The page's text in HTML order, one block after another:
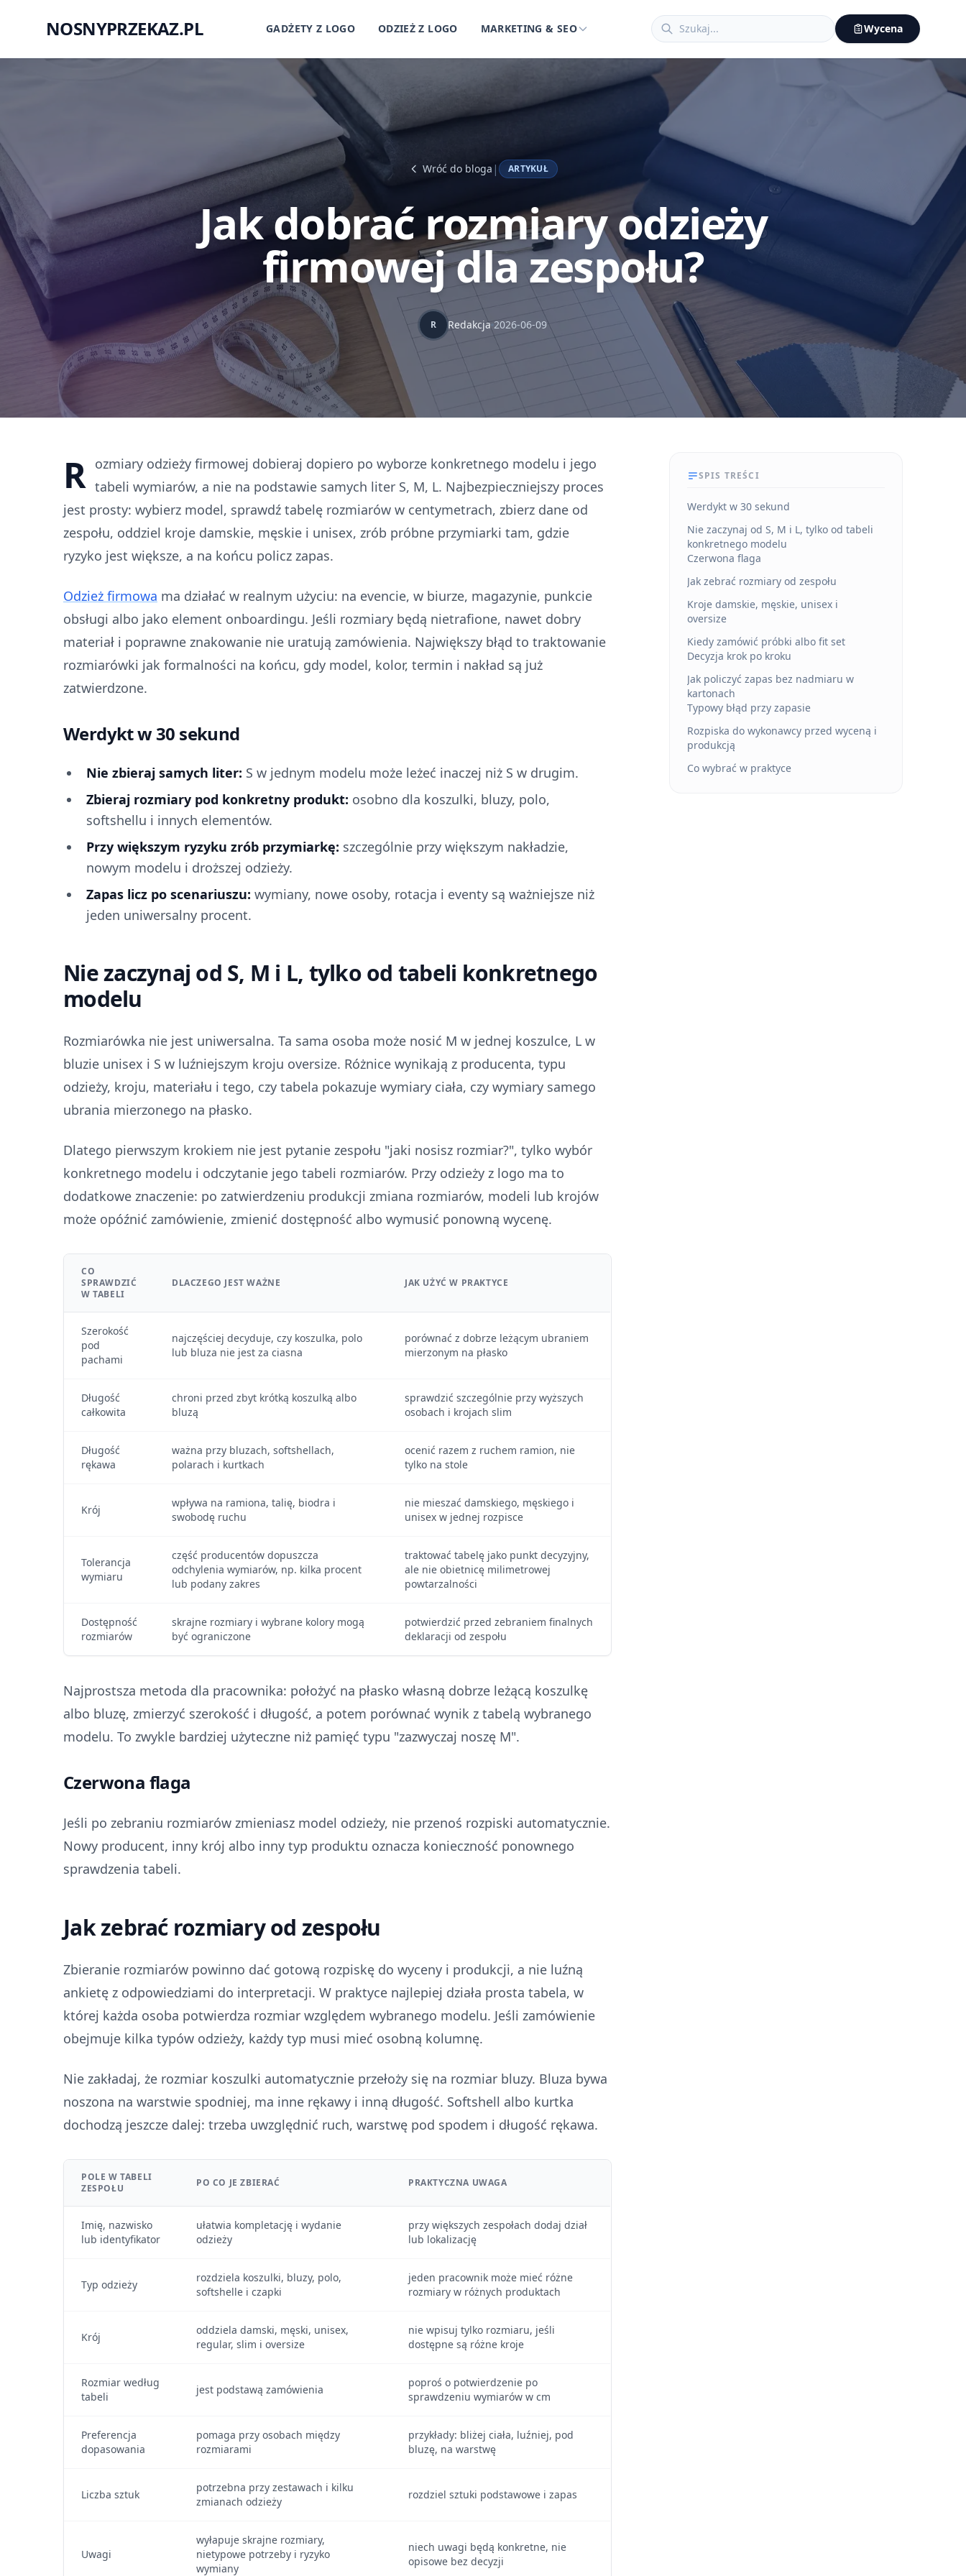
NOSNYPRZEKAZ.PL GADŻETY Z LOGO ODZIEŻ Z LOGO MARKETING & SEO Wycena
Wróć do bloga | ARTYKUŁ
Jak dobrać rozmiary odzieży
firmowej dla zespołu?
R Redakcja 2026-06-09
R ozmiary odzieży firmowej dobieraj dopiero po wyborze konkretnego modelu i jego
tabeli wymiarów, a nie na podstawie samych liter S, M, L. Najbezpieczniejszy proces
jest prosty: wybierz model, sprawdź tabelę rozmiarów w centymetrach, zbierz dane od
zespołu, oddziel kroje damskie, męskie i unisex, zrób próbne przymiarki tam, gdzie
ryzyko jest większe, a na końcu policz zapas.
Odzież firmowa ma działać w realnym użyciu: na evencie, w biurze, magazynie, punkcie
obsługi albo jako element onboardingu. Jeśli rozmiary będą nietrafione, nawet dobry
materiał i poprawne znakowanie nie uratują zamówienia. Największy błąd to traktowanie
rozmiarówki jak formalności na końcu, gdy model, kolor, termin i nakład są już
zatwierdzone.
Werdykt w 30 sekund
Nie zbieraj samych liter: S w jednym modelu może leżeć inaczej niż S w drugim.
Zbieraj rozmiary pod konkretny produkt: osobno dla koszulki, bluzy, polo,
softshellu i innych elementów.
Przy większym ryzyku zrób przymiarkę: szczególnie przy większym nakładzie,
nowym modelu i droższej odzieży.
Zapas licz po scenariuszu: wymiany, nowe osoby, rotacja i eventy są ważniejsze niż
jeden uniwersalny procent.
Nie zaczynaj od S, M i L, tylko od tabeli konkretnego
modelu
Rozmiarówka nie jest uniwersalna. Ta sama osoba może nosić M w jednej koszulce, L w
bluzie unisex i S w luźniejszym kroju oversize. Różnice wynikają z producenta, typu
odzieży, kroju, materiału i tego, czy tabela pokazuje wymiary ciała, czy wymiary samego
ubrania mierzonego na płasko.
Dlatego pierwszym krokiem nie jest pytanie zespołu "jaki nosisz rozmiar?", tylko wybór
konkretnego modelu i odczytanie jego tabeli rozmiarów. Przy odzieży z logo ma to
dodatkowe znaczenie: po zatwierdzeniu produkcji zmiana rozmiarów, modeli lub krojów
może opóźnić zamówienie, zmienić dostępność albo wymusić ponowną wycenę.
CO
SPRAWDZIĆ
W TABELI
DLACZEGO JEST WAŻNE JAK UŻYĆ W PRAKTYCE
Szerokość
pod
pachami
najczęściej decyduje, czy koszulka, polo
lub bluza nie jest za ciasna
porównać z dobrze leżącym ubraniem
mierzonym na płasko
Długość
całkowita
chroni przed zbyt krótką koszulką albo
bluzą
sprawdzić szczególnie przy wyższych
osobach i krojach slim
Długość
rękawa
ważna przy bluzach, softshellach,
polarach i kurtkach
ocenić razem z ruchem ramion, nie
tylko na stole
Krój
wpływa na ramiona, talię, biodra i
swobodę ruchu
nie mieszać damskiego, męskiego i
unisex w jednej rozpisce
Tolerancja
wymiaru
część producentów dopuszcza
odchylenia wymiarów, np. kilka procent
lub podany zakres
traktować tabelę jako punkt decyzyjny,
ale nie obietnicę milimetrowej
powtarzalności
Dostępność
rozmiarów
skrajne rozmiary i wybrane kolory mogą
być ograniczone
potwierdzić przed zebraniem finalnych
deklaracji od zespołu
Najprostsza metoda dla pracownika: położyć na płasko własną dobrze leżącą koszulkę
albo bluzę, zmierzyć szerokość i długość, a potem porównać wynik z tabelą wybranego
modelu. To zwykle bardziej użyteczne niż pamięć typu "zazwyczaj noszę M".
Czerwona flaga
Jeśli po zebraniu rozmiarów zmieniasz model odzieży, nie przenoś rozpiski automatycznie.
Nowy producent, inny krój albo inny typ produktu oznacza konieczność ponownego
sprawdzenia tabeli.
Jak zebrać rozmiary od zespołu
Zbieranie rozmiarów powinno dać gotową rozpiskę do wyceny i produkcji, a nie luźną
ankietę z odpowiedziami do interpretacji. W praktyce najlepiej działa prosta tabela, w
której każda osoba potwierdza rozmiar względem wybranego modelu. Jeśli zamówienie
obejmuje kilka typów odzieży, każdy typ musi mieć osobną kolumnę.
Nie zakładaj, że rozmiar koszulki automatycznie przełoży się na rozmiar bluzy. Bluza bywa
noszona na warstwie spodniej, ma inne rękawy i inną długość. Softshell albo kurtka
dochodzą jeszcze dalej: trzeba uwzględnić ruch, warstwę pod spodem i długość rękawa.
POLE W TABELI
ZESPOŁU
PO CO JE ZBIERAĆ PRAKTYCZNA UWAGA
Imię, nazwisko
lub identyfikator
ułatwia kompletację i wydanie
odzieży
przy większych zespołach dodaj dział
lub lokalizację
Typ odzieży
rozdziela koszulki, bluzy, polo,
softshelle i czapki
jeden pracownik może mieć różne
rozmiary w różnych produktach
Krój
oddziela damski, męski, unisex,
regular, slim i oversize
nie wpisuj tylko rozmiaru, jeśli
dostępne są różne kroje
Rozmiar według
tabeli
jest podstawą zamówienia
poproś o potwierdzenie po
sprawdzeniu wymiarów w cm
Preferencja
dopasowania
pomaga przy osobach między
rozmiarami
przykłady: bliżej ciała, luźniej, pod
bluzę, na warstwę
Liczba sztuk
potrzebna przy zestawach i kilku
zmianach odzieży
rozdziel sztuki podstawowe i zapas
Uwagi
wyłapuje skrajne rozmiary,
nietypowe potrzeby i ryzyko
wymiany
niech uwagi będą konkretne, nie
opisowe bez decyzji
SPIS TREŚCI
Werdykt w 30 sekund
Nie zaczynaj od S, M i L, tylko od tabeli
konkretnego modelu
Czerwona flaga
Jak zebrać rozmiary od zespołu
Kroje damskie, męskie, unisex i
oversize
Kiedy zamówić próbki albo fit set
Decyzja krok po kroku
Jak policzyć zapas bez nadmiaru w
kartonach
Typowy błąd przy zapasie
Rozpiska do wykonawcy przed wyceną i
produkcją
Co wybrać w praktyce